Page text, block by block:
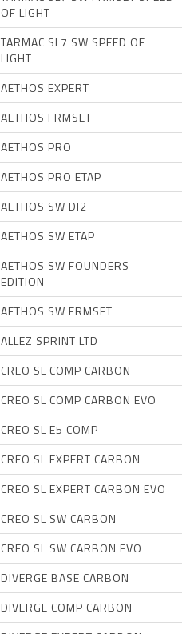
OF LIGHT
TARMAC SL7 SW SPEED OF
LIGHT
AETHOS EXPERT
AETHOS FRMSET
AETHOS PRO
AETHOS PRO ETAP
AETHOS SW DI2
AETHOS SW ETAP
AETHOS SW FOUNDERS
EDITION
AETHOS SW FRMSET
ALLEZ SPRINT LTD
CREO SL COMP CARBON
CREO SL COMP CARBON EVO
CREO SL E5 COMP
CREO SL EXPERT CARBON
CREO SL EXPERT CARBON EVO
CREO SL SW CARBON
CREO SL SW CARBON EVO
DIVERGE BASE CARBON
DIVERGE COMP CARBON